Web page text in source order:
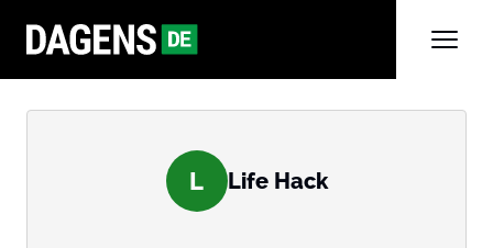
L Life Hack